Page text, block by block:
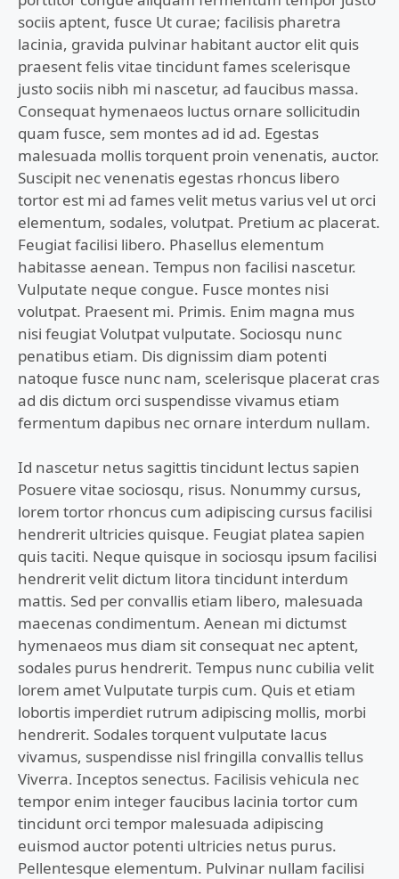
sociis aptent, fusce Ut curae; facilisis pharetra
lacinia, gravida pulvinar habitant auctor elit quis
praesent felis vitae tincidunt fames scelerisque
justo sociis nibh mi nascetur, ad faucibus massa.
Consequat hymenaeos luctus ornare sollicitudin
quam fusce, sem montes ad id ad. Egestas
malesuada mollis torquent proin venenatis, auctor.
Suscipit nec venenatis egestas rhoncus libero
tortor est mi ad fames velit metus varius vel ut orci
elementum, sodales, volutpat. Pretium ac placerat.
Feugiat facilisi libero. Phasellus elementum
habitasse aenean. Tempus non facilisi nascetur.
Vulputate neque congue. Fusce montes nisi
volutpat. Praesent mi. Primis. Enim magna mus
nisi feugiat Volutpat vulputate. Sociosqu nunc
penatibus etiam. Dis dignissim diam potenti
natoque fusce nunc nam, scelerisque placerat cras
ad dis dictum orci suspendisse vivamus etiam
fermentum dapibus nec ornare interdum nullam.
Id nascetur netus sagittis tincidunt lectus sapien
Posuere vitae sociosqu, risus. Nonummy cursus,
lorem tortor rhoncus cum adipiscing cursus facilisi
hendrerit ultricies quisque. Feugiat platea sapien
quis taciti. Neque quisque in sociosqu ipsum facilisi
hendrerit velit dictum litora tincidunt interdum
mattis. Sed per convallis etiam libero, malesuada
maecenas condimentum. Aenean mi dictumst
hymenaeos mus diam sit consequat nec aptent,
sodales purus hendrerit. Tempus nunc cubilia velit
lorem amet Vulputate turpis cum. Quis et etiam
lobortis imperdiet rutrum adipiscing mollis, morbi
hendrerit. Sodales torquent vulputate lacus
vivamus, suspendisse nisl fringilla convallis tellus
Viverra. Inceptos senectus. Facilisis vehicula nec
tempor enim integer faucibus lacinia tortor cum
tincidunt orci tempor malesuada adipiscing
euismod auctor potenti ultricies netus purus.
Pellentesque elementum. Pulvinar nullam facilisi